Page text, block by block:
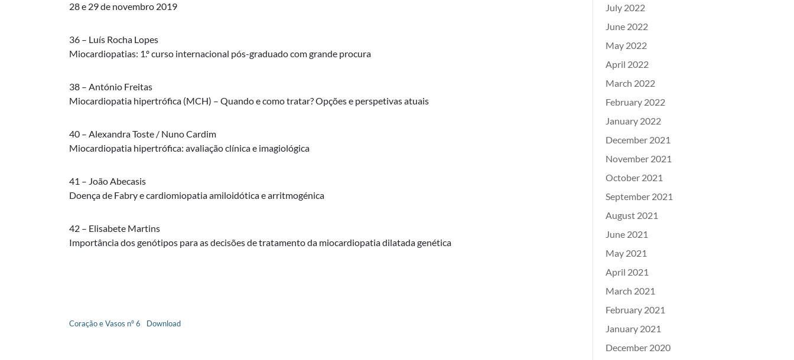
28 e 29 de novembro 2019
36 – Luís Rocha Lopes
Miocardiopatias: 1.º curso internacional pós-graduado com grande procura
38 – António Freitas
Miocardiopatia hipertrófica (MCH) – Quando e como tratar? Opções e perspetivas atuais
40 – Alexandra Toste / Nuno Cardim
Miocardiopatia hipertrófica: avaliação clínica e imagiológica
41 – João Abecasis
Doença de Fabry e cardiomiopatia amiloidótica e arritmogénica
42 – Elisabete Martins
Importância dos genótipos para as decisões de tratamento da miocardiopatia dilatada genética
Coração e Vasos nº 6 Download
July 2022
June 2022
May 2022
April 2022
March 2022
February 2022
January 2022
December 2021
November 2021
October 2021
September 2021
August 2021
June 2021
May 2021
April 2021
March 2021
February 2021
January 2021
December 2020